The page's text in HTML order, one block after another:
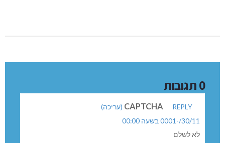
0 תגובות
CAPTCHA REPLY
(עריכה)
30/11/-0001 בשעה 00:00
לא לשלם